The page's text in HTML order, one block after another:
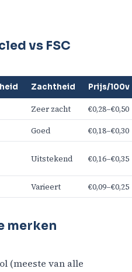
vs FSC
Zachtheid Prijs/100v
Zeer zacht €0,28–€0,50
Goed €0,18–€0,30
Uitstekend €0,16–€0,35
Varieert €0,09–€0,25
merken
(meeste van alle